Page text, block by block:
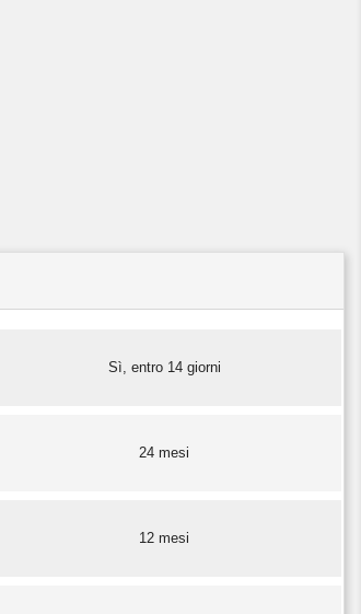
Sì, entro 14 giorni
24 mesi
12 mesi